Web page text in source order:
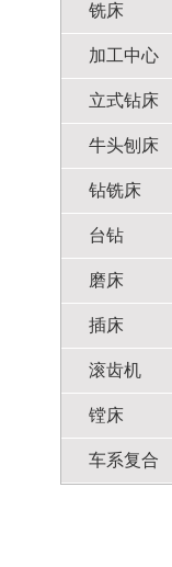
铣床
加工中心
立式钻床
牛头刨床
钻铣床
台钻
磨床
插床
滚齿机
镗床
车系复合